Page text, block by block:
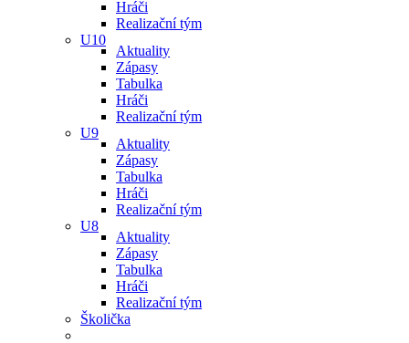
Hráči
Realizační tým
U10
Aktuality
Zápasy
Tabulka
Hráči
Realizační tým
U9
Aktuality
Zápasy
Tabulka
Hráči
Realizační tým
U8
Aktuality
Zápasy
Tabulka
Hráči
Realizační tým
Školička